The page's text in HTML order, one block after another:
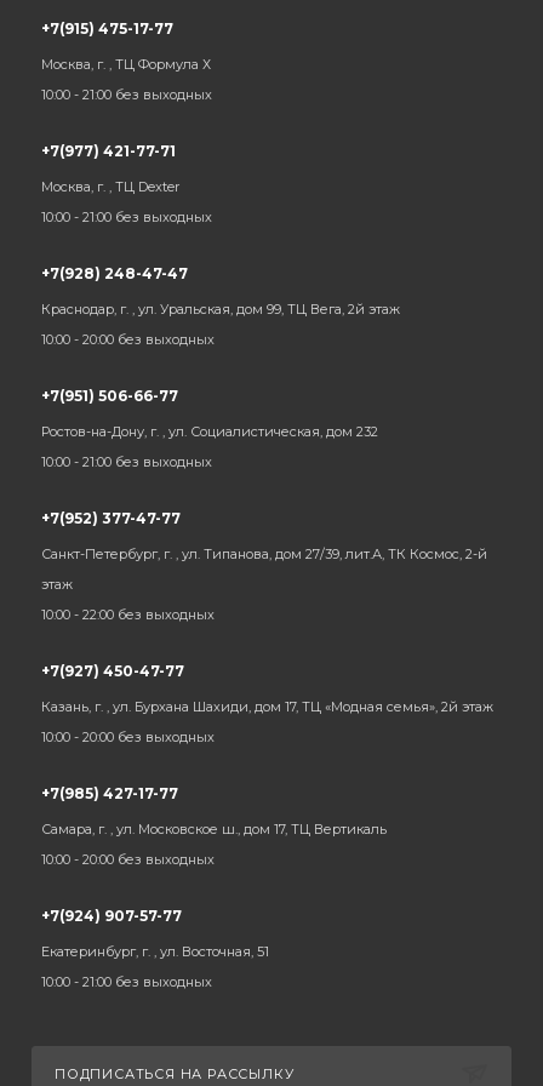
+7(915) 475-17-77
Москва, г. , ТЦ Формула Х
10:00 - 21:00 без выходных
+7(977) 421-77-71
Москва, г. , ТЦ Dexter
10:00 - 21:00 без выходных
+7(928) 248-47-47
Краснодар, г. , ул. Уральская, дом 99, ТЦ Вега, 2й этаж
10:00 - 20:00 без выходных
+7(951) 506-66-77
Ростов-на-Дону, г. , ул. Социалистическая, дом 232
10:00 - 21:00 без выходных
+7(952) 377-47-77
Санкт-Петербург, г. , ул. Типанова, дом 27/39, лит.А, ТК Космос, 2-й
этаж
10:00 - 22:00 без выходных
+7(927) 450-47-77
Казань, г. , ул. Бурхана Шахиди, дом 17, ТЦ «Модная семья», 2й этаж
10:00 - 20:00 без выходных
+7(985) 427-17-77
Самара, г. , ул. Московское ш., дом 17, ТЦ Вертикаль
10:00 - 20:00 без выходных
+7(924) 907-57-77
Екатеринбург, г. , ул. Восточная, 51
10:00 - 21:00 без выходных
ПОДПИСАТЬСЯ НА РАССЫЛКУ